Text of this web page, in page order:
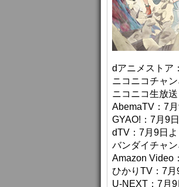
dアニメストア
ニコニコチャ
ニコニコ生放
AbemaTV：7
GYAO!：7月9
dTV：7月9日
バンダイチャ
Amazon Video
ひかりTV：7
U-NEXT：7月